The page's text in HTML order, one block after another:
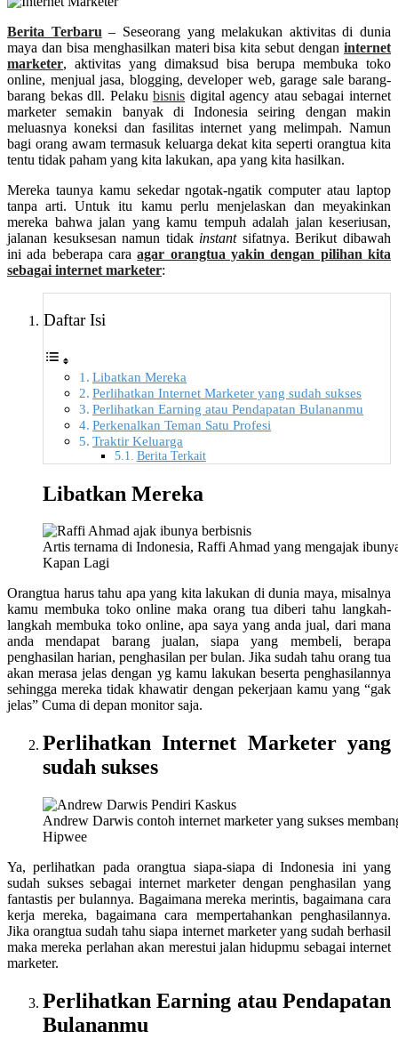
Berita Terbaru – Seseorang yang melakukan aktivitas di dunia
maya dan bisa menghasilkan materi bisa kita sebut dengan internet
marketer, aktivitas yang dimaksud bisa berupa membuka toko
online, menjual jasa, blogging, developer web, garage sale barang-
barang bekas dll. Pelakubisnis digital agency atau sebagai internet
marketer semakin banyak di Indonesia seiring dengan makin
meluasnya koneksi dan fasilitas internet yang melimpah. Namun
bagi orang awam termasuk keluarga dekat kita seperti orangtua kita
tentu tidak paham yang kita lakukan, apa yang kita hasilkan.
Mereka taunya kamu sekedar ngotak-ngatik computer atau laptop
tanpa arti. Untuk itu kamu perlu menjelaskan dan meyakinkan
mereka bahwa jalan yang kamu tempuh adalah jalan keseriusan,
jalanan kesuksesan namun tidak instantsifatnya. Berikut dibawah
ini ada beberapa caraagar orangtua yakin dengan pilihan kita
sebagai internet marketer:
Daftar Isi
Libatkan Mereka
Perlihatkan Internet Marketer yang sudah sukses
Perlihatkan Earning atau Pendapatan Bulananmu
Perkenalkan Teman Satu Profesi
Traktir Keluarga
Berita Terkait
Libatkan Mereka
Artis ternama di Indonesia, Raffi Ahmad yang mengajak
Kapan Lagi
Orangtua harus tahu apa yang kita lakukan di dunia maya, misalnya
kamu membuka toko online maka orang tua diberi tahu langkah-
langkah membuka toko online, apa saya yang anda jual, dari mana
anda mendapat barang jualan, siapa yang membeli, berapa
penghasilan harian, penghasilan per bulan. Jika sudah tahu orang tua
akan merasa jelas dengan yg kamu lakukan beserta penghasilannya
sehingga mereka tidak khawatir dengan pekerjaan kamu yang “gak
jelas” Cuma di depan monitor saja.
Perlihatkan Internet Marketer yang
sudah sukses
Andrew Darwis contoh internet marketer yang sukses
Hipwee
Ya, perlihatkan pada orangtua siapa-siapa di Indonesia ini yang
sudah sukses sebagai internet marketer dengan penghasilan yang
fantastis per bulannya. Bagaimana mereka merintis, bagaimana cara
kerja mereka, bagaimana cara mempertahankan penghasilannya.
Jika orangtua sudah tahu siapa internet marketer yang sudah berhasil
maka mereka perlahan akan merestui jalan hidupmu sebagai internet
marketer.
Perlihatkan Earning atau Pendapatan
Bulananmu